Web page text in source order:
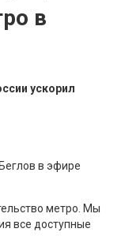
в
ускорил
в эфире
метро. Мы
все доступные